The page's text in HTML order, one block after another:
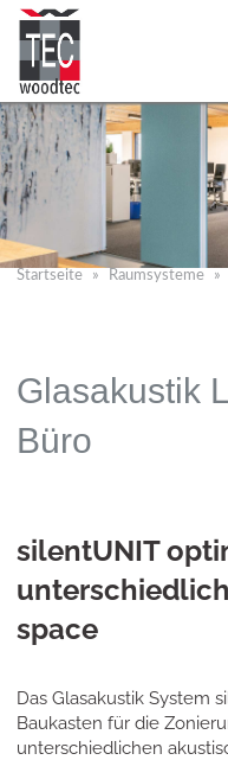
Startseite Raumsysteme
Glasakustik
Büro
silentUNIT
space
Das Glasakustik System
Baukasten für die
unterschiedlichen